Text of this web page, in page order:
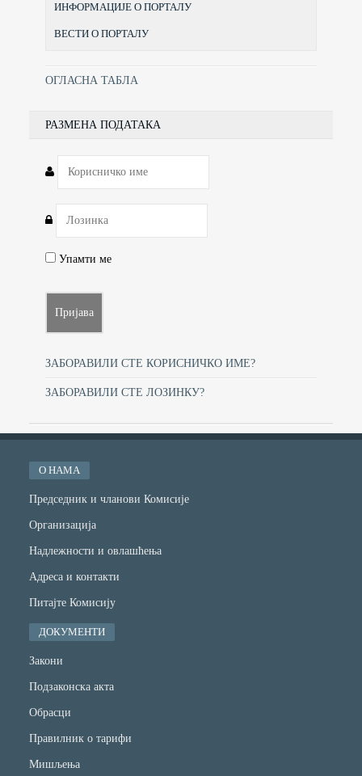
ИНФОРМАЦИЈЕ О ПОРТАЛУ
ВЕСТИ О ПОРТАЛУ
ОГЛАСНА ТАБЛА
РАЗМЕНА ПОДАТАКА
Упамти ме
ЗАБОРАВИЛИ СТЕ КОРИСНИЧКО ИМЕ?
ЗАБОРАВИЛИ СТЕ ЛОЗИНКУ?
О НАМА
Председник и чланови Комисије
Организација
Надлежности и овлашћења
Адреса и контакти
Питајте Комисију
ДОКУМЕНТИ
Закони
Подзаконска акта
Обрасци
Правилник о тарифи
Мишљења